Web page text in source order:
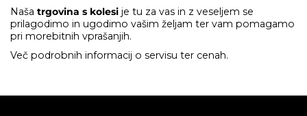
Naša trgovina s kolesi je tu za vas in z veseljem se
prilagodimo in ugodimo vašim željam ter vam pomagamo
pri morebitnih vprašanjih.
Več podrobnih informacij o servisu ter cenah.